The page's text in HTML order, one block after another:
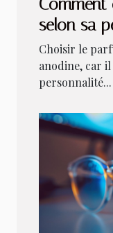
Comment
selon sa
activités ?
Choisir le
anodine, car
personnalité...